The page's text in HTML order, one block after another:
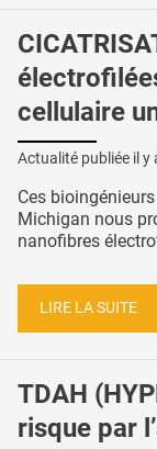
cellulaire
Actualité publiée il y
Ces
Michigan nous
nanofibres
LIRE LA SUITE
TDAH
risque par